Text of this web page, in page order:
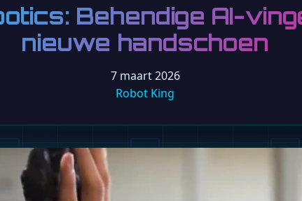
Behendige AI-
nieuwe handschoen
7 maart 2026
Robot King